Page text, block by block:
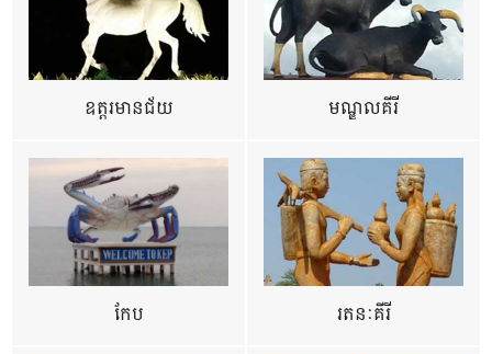
ឧត្ដរមានជ័យ មណ្ឌលគីរី
កែប រតនៈគីរី